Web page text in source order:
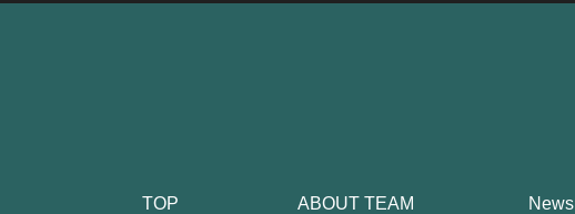
TOP ABOUT TEAM News